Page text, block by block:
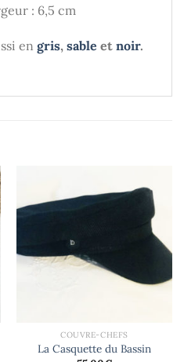
: 6,5 cm
en gris, sable et noir.
COUVRE-CHEFS
La Casquette du Bassin